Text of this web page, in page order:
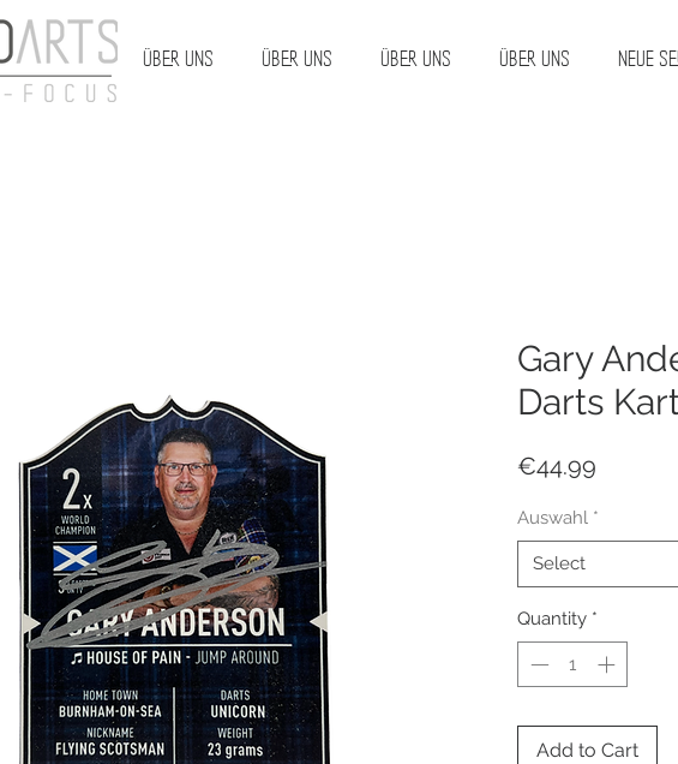
Über uns Über uns Über uns Über uns Neue
Gary
Darts
€44.99
Auswahl *
Select
Quantity *
Add to Cart